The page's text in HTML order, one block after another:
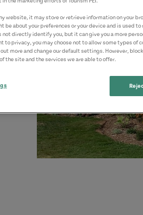
website, it may store or retrieve information on your
be about your preferences or your device and is used
not directly identify you, but it can give you a more
to privacy, you may choose not to allow some types of
more and change our default settings. However,
the site and the services we are able to offer.